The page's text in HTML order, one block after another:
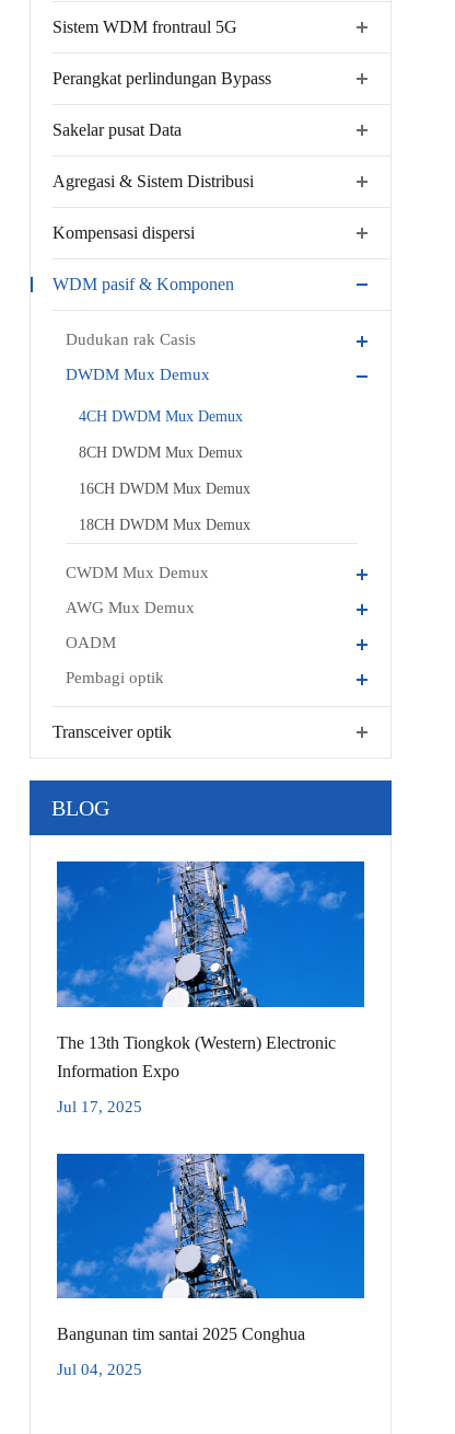
Sistem WDM frontraul 5G
Perangkat perlindungan Bypass
Sakelar pusat Data
Agregasi & Sistem Distribusi
Kompensasi dispersi
WDM pasif & Komponen
Dudukan rak Casis
DWDM Mux Demux
4CH DWDM Mux Demux
8CH DWDM Mux Demux
16CH DWDM Mux Demux
18CH DWDM Mux Demux
CWDM Mux Demux
AWG Mux Demux
OADM
Pembagi optik
Transceiver optik
BLOG
The 13th Tiongkok (Western) Electronic
Information Expo
Jul 17, 2025
Bangunan tim santai 2025 Conghua
Jul 04, 2025